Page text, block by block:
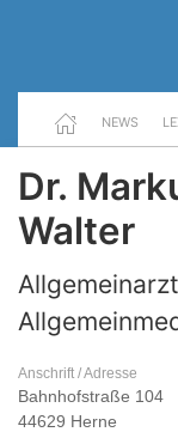
NEWS
Dr.
Walter
Anschrift / Adresse
Bahnhofstraße 104
44629 Herne